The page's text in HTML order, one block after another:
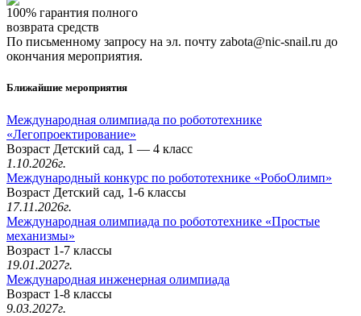
100% гарантия полного
возврата средств
По письменному запросу на эл. почту zabota@nic-snail.ru до
окончания мероприятия.
Ближайшие мероприятия
Международная олимпиада по робототехнике
«Легопроектирование»
Возраст Детский сад, 1 — 4 класс
1.10.2026г.
Международный конкурс по робототехнике «РобоОлимп»
Возраст Детский сад, 1-6 классы
17.11.2026г.
Международная олимпиада по робототехнике «Простые
механизмы»
Возраст 1-7 классы
19.01.2027г.
Международная инженерная олимпиада
Возраст 1-8 классы
9.03.2027г.